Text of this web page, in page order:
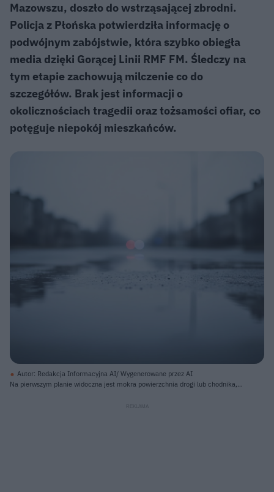
Mazowszu, doszło do wstrząsającej zbrodni.
Policja z Płońska potwierdziła informację o
podwójnym zabójstwie, która szybko obiegła
media dzięki Gorącej Linii RMF FM. Śledczy na
tym etapie zachowują milczenie co do
szczegółów. Brak jest informacji o
okolicznościach tragedii oraz tożsamości ofiar, co
potęguje niepokój mieszkańców.
Autor: Redakcja Informacyjna AI/ Wygenerowane przez AI
Na pierwszym planie widoczna jest mokra powierzchnia drogi lub chodnika,
oddali, po obu stronach centralnego punktu, zamazane kontury budynków